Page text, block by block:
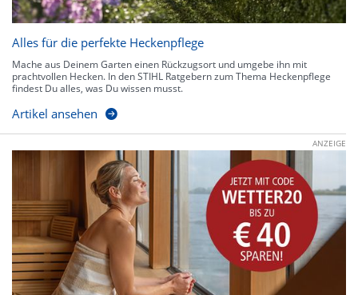
Alles für die perfekte Heckenpflege
Mache aus Deinem Garten einen Rückzugsort und umgebe ihn mit
prachtvollen Hecken. In den STIHL Ratgebern zum Thema Heckenpflege
findest Du alles, was Du wissen musst.
Artikel ansehen
ANZEIGE